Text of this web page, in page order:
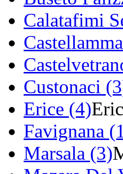
Calatafimi
Custonaci
Erice (4)
Favignana
Marsala (3)